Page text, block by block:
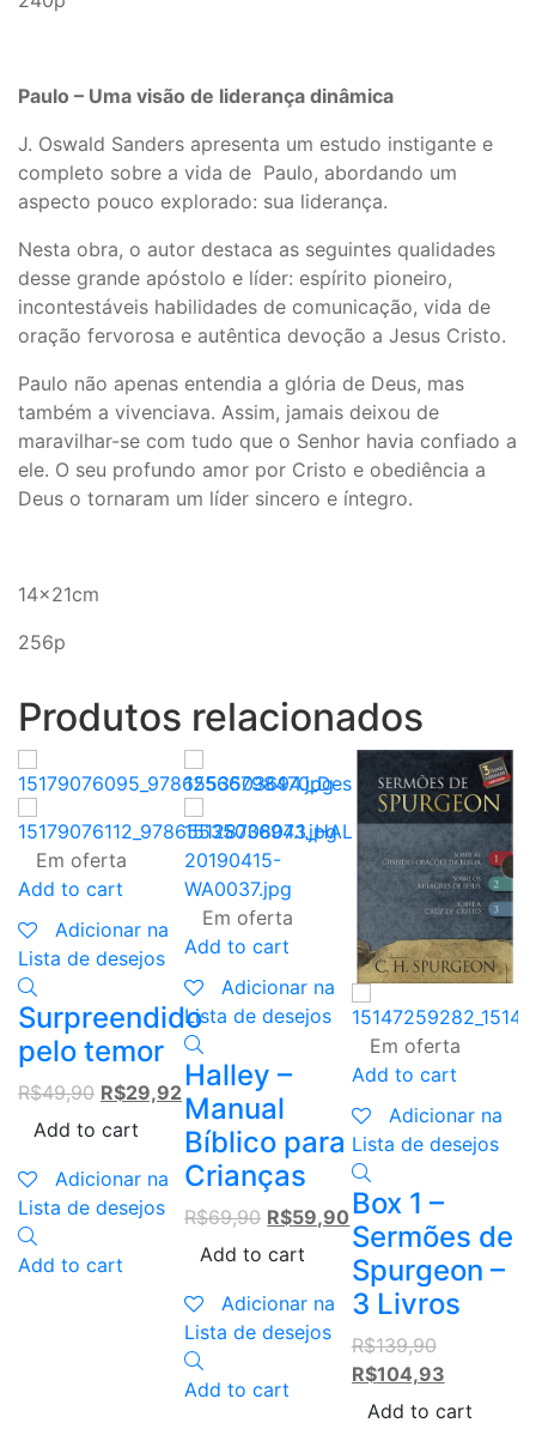
Paulo – Uma visão de liderança dinâmica
J. Oswald Sanders apresenta um estudo instigante e
completo sobre a vida de Paulo, abordando um
aspecto pouco explorado: sua liderança.
Nesta obra, o autor destaca as seguintes qualidades
desse grande apóstolo e líder: espírito pioneiro,
incontestáveis habilidades de comunicação, vida de
oração fervorosa e autêntica devoção a Jesus Cristo.
Paulo não apenas entendia a glória de Deus, mas
também a vivenciava. Assim, jamais deixou de
maravilhar-se com tudo que o Senhor havia confiado a
ele. O seu profundo amor por Cristo e obediência a
Deus o tornaram um líder sincero e íntegro.
14x21cm
256p
Produtos relacionados
Em oferta
Add to cart
Adicionar na
Lista de desejos
Surpreendido
pelo temor
R$49,90 Original
price
R$49,90.
R$29,92Current
price
is:
R$29,92.
Add to cart
Adicionar na
Lista de desejos
Add to cart
Em oferta
Add to cart
Adicionar na
Lista de desejos
Halley –
Manual
Bíblico para
Crianças
R$69,90 Original
price
R$69,90.
R$59,90 Current
price
is:
R$59,90.
Add to cart
Adicionar na
Lista de desejos
Add to cart
Em oferta
Add to cart
Adicionar na
Lista de desejos
Box 1 –
Sermões de
Spurgeon –
3 Livros
R$139,90Original
price
was:
R$104,93Current
price
Add to cart